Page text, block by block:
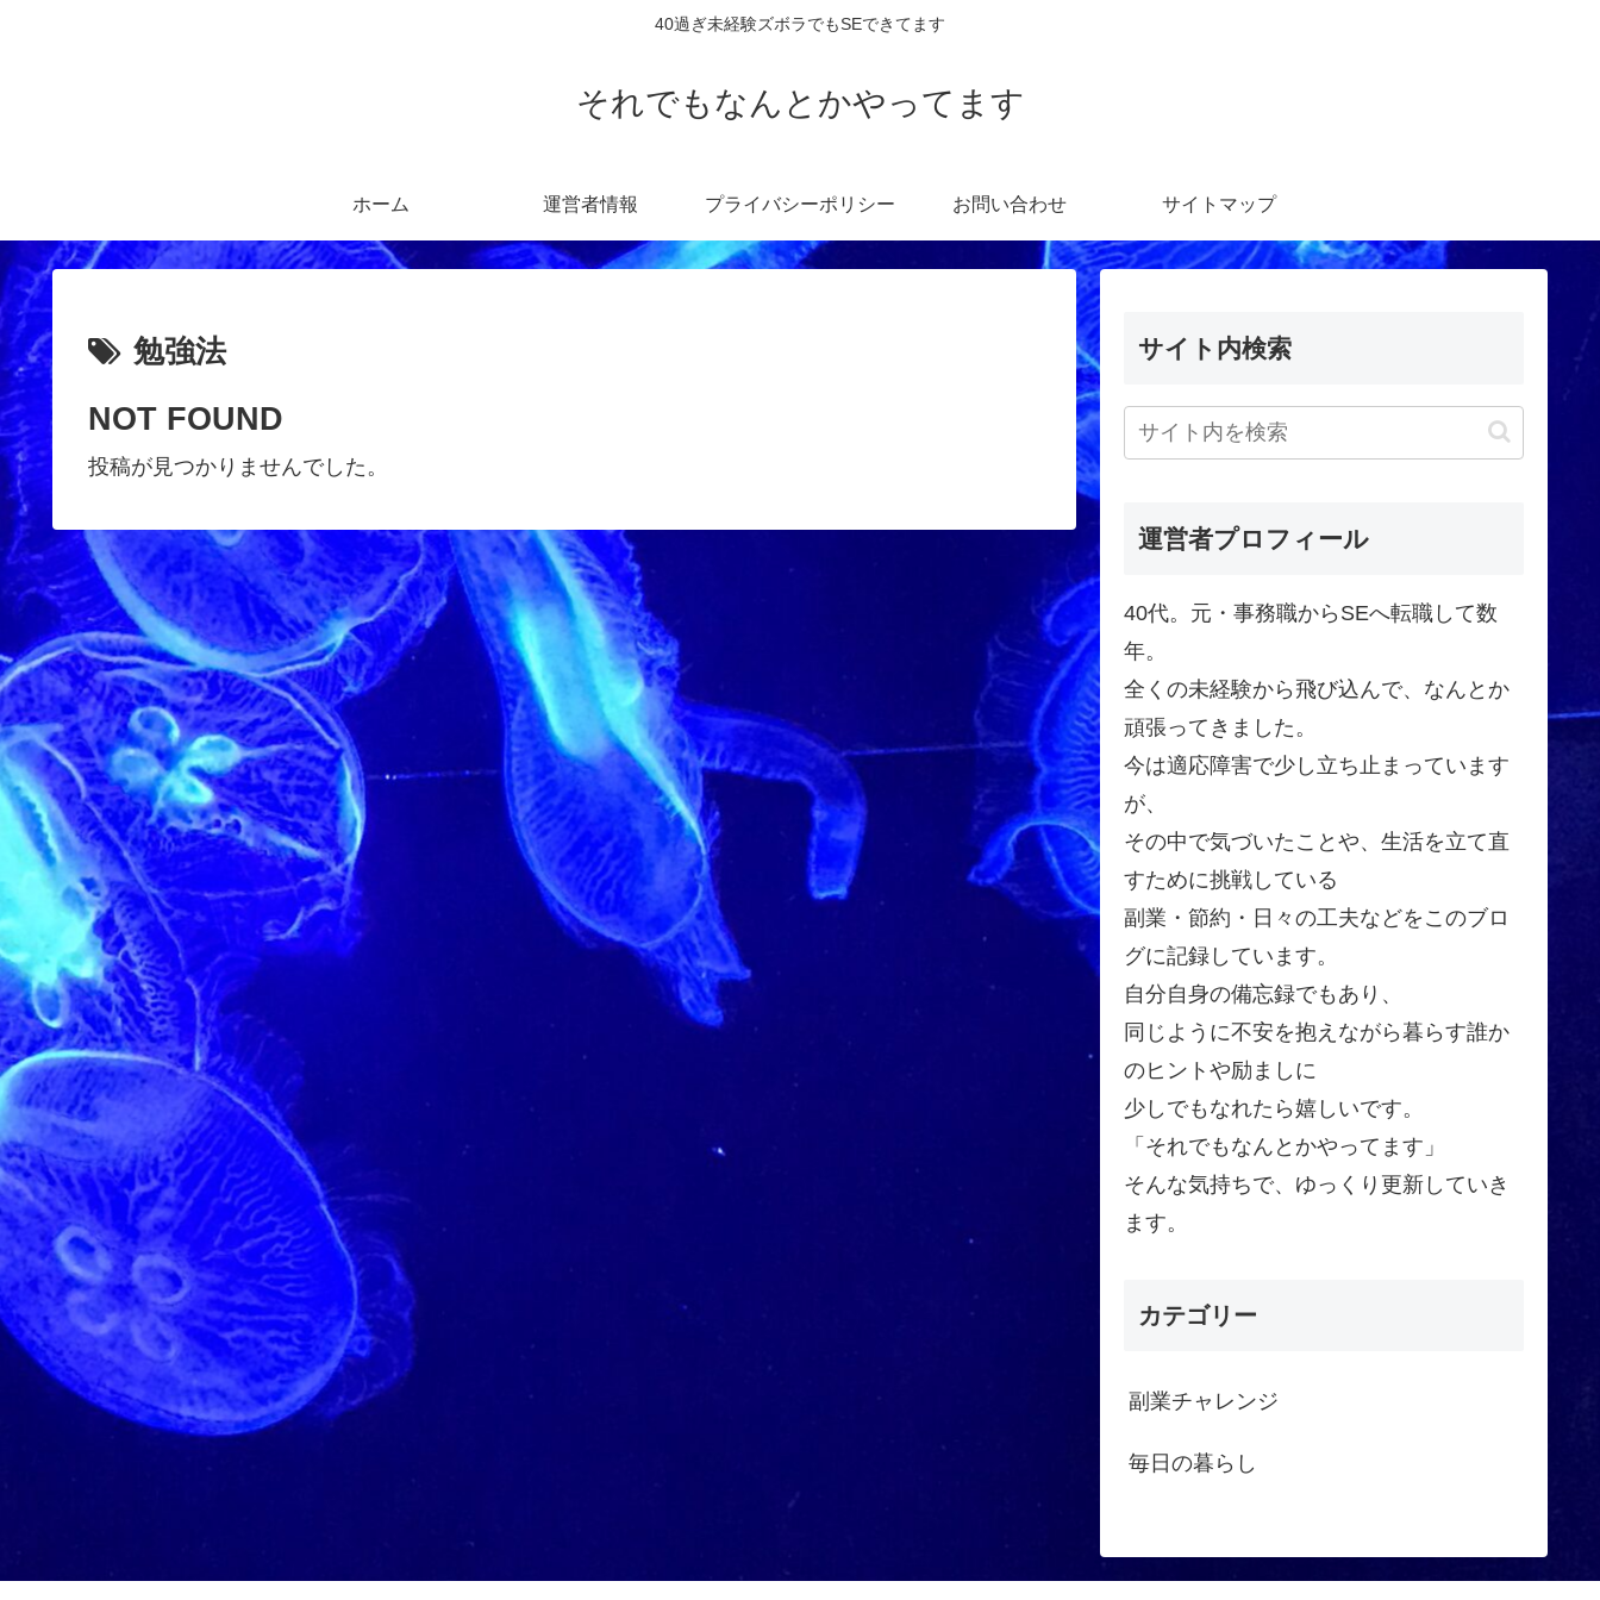
40過ぎ未経験ズボラでもSEできてます
それでもなんとかやってます
ホーム 運営者情報 プライバシーポリシー お問い合わせ サイトマップ
勉強法
NOT FOUND
投稿が見つかりませんでした。
サイト内検索
運営者プロフィール
40代。元・事務職からSEへ転職して数
年。
全くの未経験から飛び込んで、なんとか
頑張ってきました。
今は適応障害で少し立ち止まっています
が、
その中で気づいたことや、生活を立て直
すために挑戦している
副業・節約・日々の工夫などをこのブロ
グに記録しています。
自分自身の備忘録でもあり、
同じように不安を抱えながら暮らす誰か
のヒントや励ましに
少しでもなれたら嬉しいです。
「それでもなんとかやってます」
そんな気持ちで、ゆっくり更新していき
ます。
カテゴリー
副業チャレンジ
毎日の暮らし